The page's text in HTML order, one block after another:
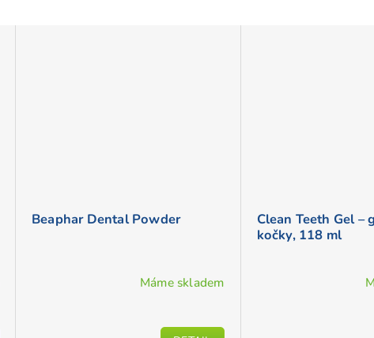
Beaphar Dental Powder
Máme skladem
Clean Teeth Gel –
kočky, 118 ml